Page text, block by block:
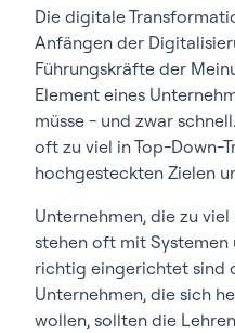
Die digitale
Anfängen der
Führungskräfte der
Element eines
müsse - und zwar
oft zu viel in Top-Down-
hochgesteckten Zielen
Unternehmen, die zu
stehen oft mit Systemen
richtig eingerichtet sind
Unternehmen, die sich
wollen, sollten die